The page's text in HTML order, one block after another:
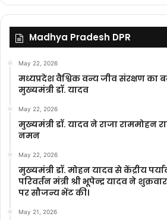
Madhya Pradesh DPR
May 22, 2026
मध्यप्रदेश वैश्विक वन्य जीव संरक्षण का
मुख्यमंत्री डॉ. यादव
May 22, 2026
मुख्यमंत्री डॉ. यादव ने राजा राममोहन
नमन
May 22, 2026
मुख्यमंत्री डॉ. मोहन यादव से केंद्रीय
परिवर्तन मंत्री श्री भूपेन्द्र यादव ने
पर सौजन्य भेंट की।
May 21, 2026